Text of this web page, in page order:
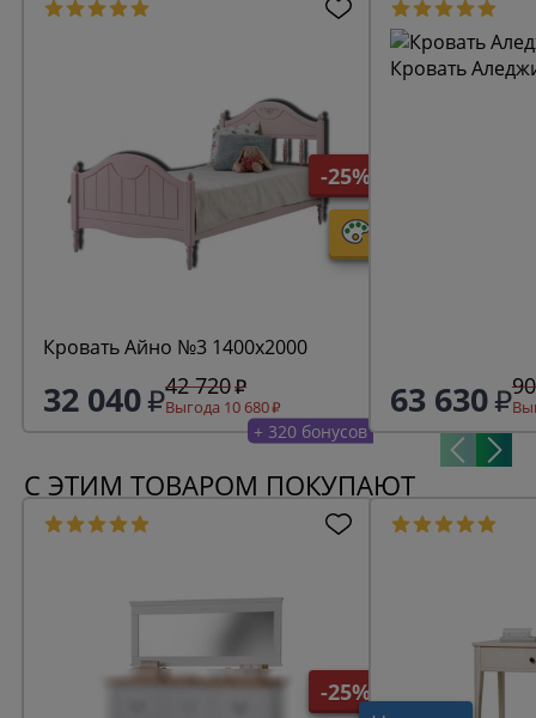
-25%
Кровать Айно №3 1400х2000
32 040 42 720
Выгода 10 680
+ 320 бонусов
Кровать
63 630
С ЭТИМ ТОВАРОМ ПОКУПАЮТ
-25%